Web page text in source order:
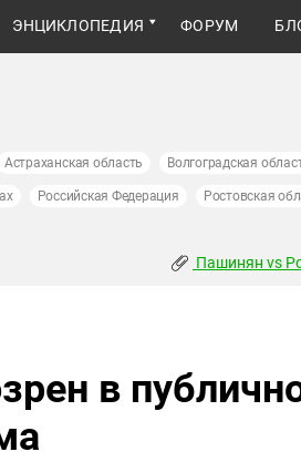
ЭНЦИКЛОПЕДИЯ ФОРУМ
Астраханская область Волгоградская
Российская Федерация Ростовская
Пашинян vs
в